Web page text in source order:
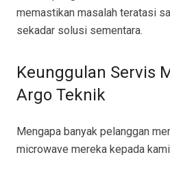
memastikan masalah teratasi
sekadar solusi sementara.
Keunggulan Servis
Argo Teknik
Mengapa banyak pelanggan
microwave mereka kepada